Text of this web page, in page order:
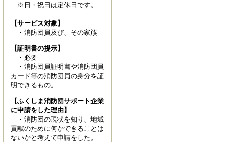
※日・祝日は定休日です。
【サービス対象】
・消防団員及び、その家族
【証明書の提示】
・必要
・消防団員証明書や消防団員
カード等の消防団員の身分を証
明できるもの。
【ふくしま消防団サポート企業
に申請をした理由】
・消防団の現状を知り、地域
貢献のために何かできることは
ないかと考えて申請をした。